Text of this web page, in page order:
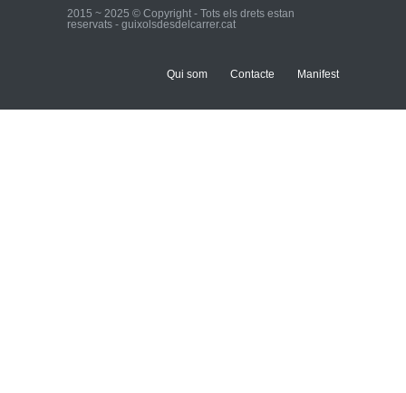
2015 ~ 2025 © Copyright - Tots els drets estan
reservats - guixolsdesdelcarrer.cat
Qui som Contacte Manifest